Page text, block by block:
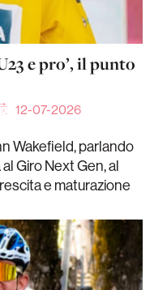
e pro’, il punto
12-07-2026
Wakefield, parlando
Giro Next Gen, al
e maturazione